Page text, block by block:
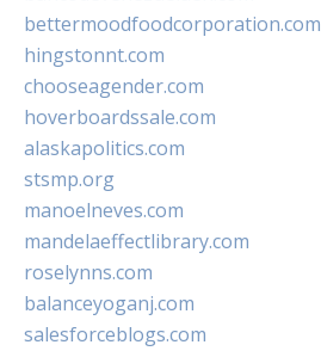
bettermoodfoodcorporation.com
hingstonnt.com
chooseagender.com
hoverboardssale.com
alaskapolitics.com
stsmp.org
manoelneves.com
mandelaeffectlibrary.com
roselynns.com
balanceyoganj.com
salesforceblogs.com